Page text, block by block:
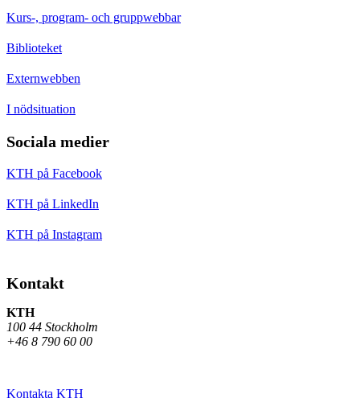
Kurs-, program- och gruppwebbar
Biblioteket
Externwebben
I nödsituation
Sociala medier
KTH på Facebook
KTH på LinkedIn
KTH på Instagram
Kontakt
KTH
100 44 Stockholm
+46 8 790 60 00
Kontakta KTH